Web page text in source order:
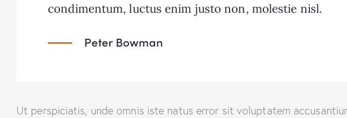
condimentum, luctus enim justo non, molestie nisl.
Peter Bowman
Ut perspiciatis, unde omnis iste natus error sit voluptatem